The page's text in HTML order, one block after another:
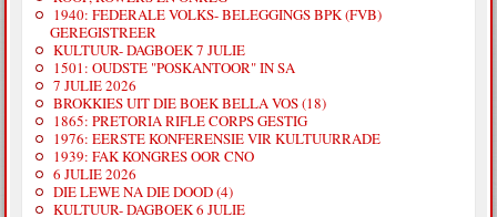
1940: FEDERALE VOLKS- BELEGGINGS BPK (FVB)
GEREGISTREER
KULTUUR- DAGBOEK 7 JULIE
1501: OUDSTE "POSKANTOOR" IN SA
7 JULIE 2026
BROKKIES UIT DIE BOEK BELLA VOS (18)
1865: PRETORIA RIFLE CORPS GESTIG
1976: EERSTE KONFERENSIE VIR KULTUURRADE
1939: FAK KONGRES OOR CNO
6 JULIE 2026
DIE LEWE NA DIE DOOD (4)
KULTUUR- DAGBOEK 6 JULIE